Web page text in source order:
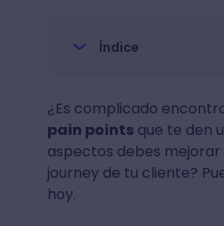
Índice
¿Es complicado
pain pointsque te den
aspectos debes
journey de tu cliente?
hoy.